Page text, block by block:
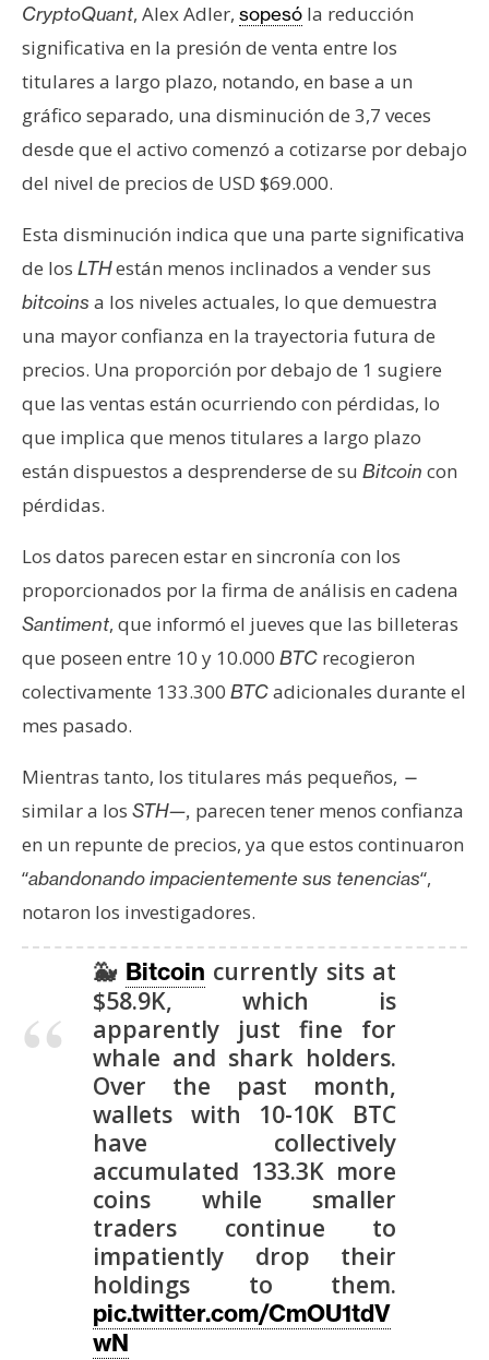
CryptoQuant, Alex Adler, sopesó la reducción
significativa en la presión de venta entre los
titulares a largo plazo, notando, en base a un
gráfico separado, una disminución de 3,7 veces
desde que el activo comenzó a cotizarse por debajo
del nivel de precios de USD $69.000.
Esta disminución indica que una parte significativa
de los LTHestán menos inclinados a vender sus
bitcoins a los niveles actuales, lo que demuestra
una mayor confianza en la trayectoria futura de
precios. Una proporción por debajo de 1 sugiere
que las ventas están ocurriendo con pérdidas, lo
que implica que menos titulares a largo plazo
están dispuestos a desprenderse de su Bitcoin con
pérdidas.
Los datos parecen estar en sincronía con los
proporcionados por la firma de análisis en cadena
Santiment, que informó el jueves que las billeteras
que poseen entre 10 y 10.000 BTC recogieron
colectivamente 133.300 BTCadicionales durante el
mes pasado.
Mientras tanto, los titulares más pequeños, —
similar a los STH—, parecen tener menos confianza
en un repunte de precios, ya que estos continuaron
“abandonando impacientemente sus tenencias“,
notaron los investigadores.
🐳 Bitcoin currently sits at
$58.9K, which is
apparently just fine for
whale and shark holders.
Over the past month,
wallets with 10-10K BTC
have collectively
accumulated 133.3K more
coins while smaller
traders continue to
impatiently drop their
holdings to them.
pic.twitter.com/CmOU1tdV
wN